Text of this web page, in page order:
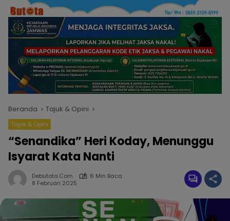
Beranda Tajuk & Opini
Tajuk & Opini
“Senandika” Heri Koday, Menunggu
Isyarat Kata Nanti
Debutota.com
6 Min Baca
8 Februari 2025